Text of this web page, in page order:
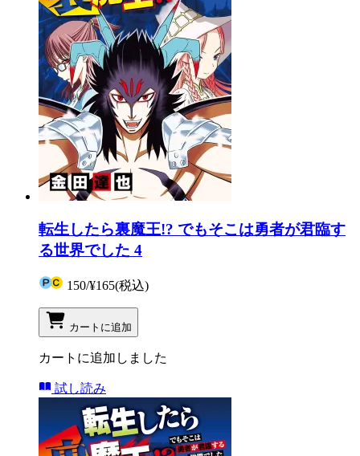
転生したら裏魔王!? でもそこは勇者が君臨す
る世界でした 4
150/¥165(税込)
カートに追加
カートに追加しました
試し読み